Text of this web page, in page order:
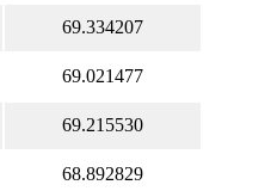
69.334207
69.021477
69.215530
68.892829